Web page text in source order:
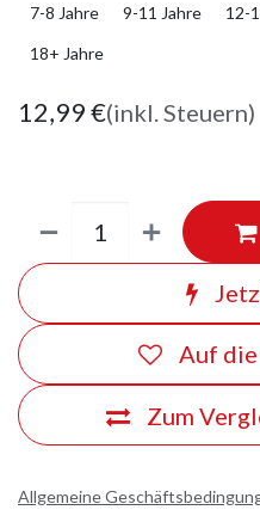
7-8 Jahre 9-11 Jahre 12-
18+ Jahre
12,99€(inkl. Steuern)
Zum
Auf
Allgemeine